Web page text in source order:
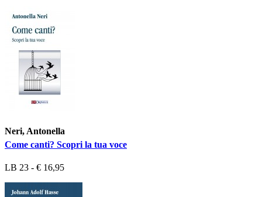
Neri, Antonella
Come canti? Scopri la tua voce
LB 23 - € 16,95